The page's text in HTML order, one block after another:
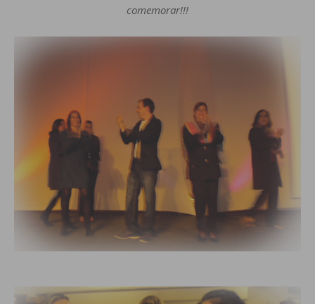
comemorar!!!